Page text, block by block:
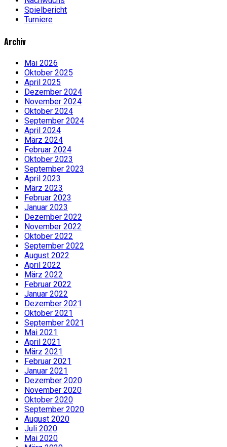
Spielbericht
Turniere
Archiv
Mai 2026
Oktober 2025
April 2025
Dezember 2024
November 2024
Oktober 2024
September 2024
April 2024
März 2024
Februar 2024
Oktober 2023
September 2023
April 2023
März 2023
Februar 2023
Januar 2023
Dezember 2022
November 2022
Oktober 2022
September 2022
August 2022
April 2022
März 2022
Februar 2022
Januar 2022
Dezember 2021
Oktober 2021
September 2021
Mai 2021
April 2021
März 2021
Februar 2021
Januar 2021
Dezember 2020
November 2020
Oktober 2020
September 2020
August 2020
Juli 2020
Mai 2020